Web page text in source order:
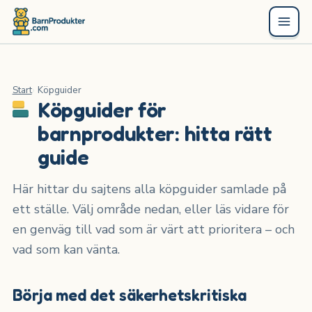
Start Köpguider
Köpguider för
barnprodukter: hitta rätt
guide
Här hittar du sajtens alla köpguider samlade på
ett ställe. Välj område nedan, eller läs vidare för
en genväg till vad som är värt att prioritera – och
vad som kan vänta.
Börja med det säkerhetskritiska